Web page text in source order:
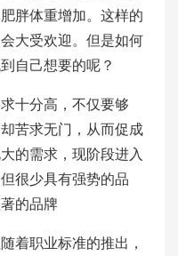
胖体重增加。这样的
大受欢迎。但是如何
自己想要的呢？
十分高，不仅要够
苦求无门，从而促成
的需求，现阶段进入
很少具有强势的品
的品牌
着职业标准的推出，